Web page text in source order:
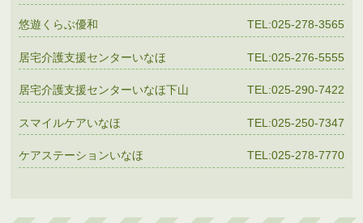
悠遊くらぶ優和 TEL:025-278-3565
居宅介護支援センターいなほ TEL:025-276-5555
居宅介護支援センターいなほ下山 TEL:025-290-7422
スマイルケアいなほ TEL:025-250-7347
ケアステーションいなほ TEL:025-278-7770